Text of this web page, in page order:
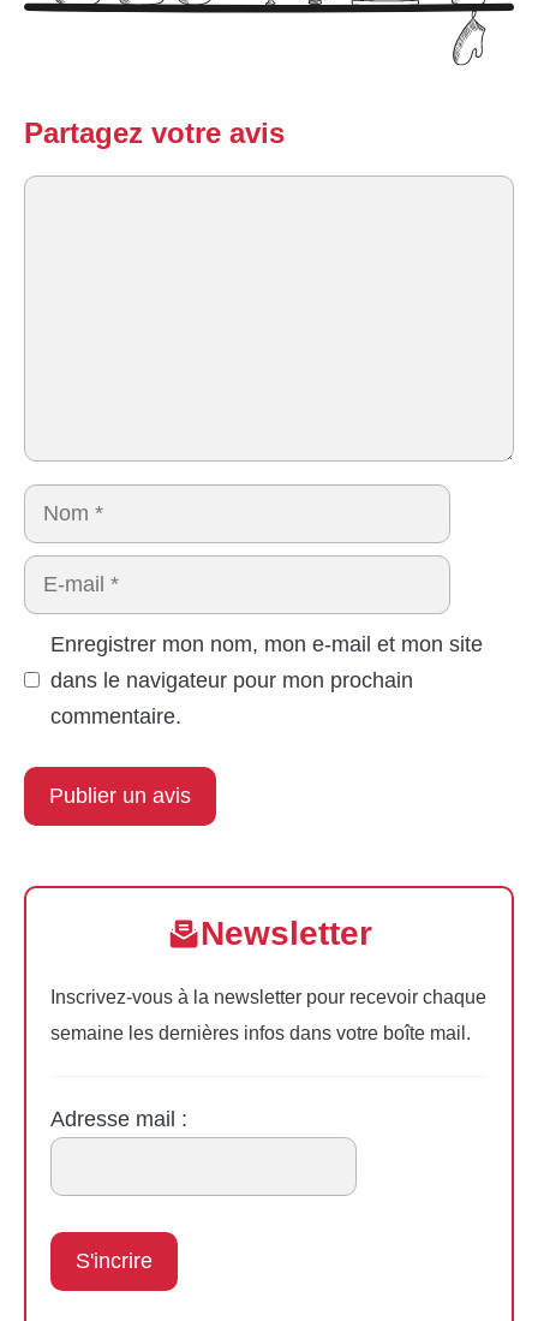
Partagez votre avis
Commentaire
Nom
E-
mail
Enregistrer mon nom, mon e-mail et mon site
dans le navigateur pour mon prochain
commentaire.
Newsletter
Inscrivez-vous à la newsletter pour recevoir chaque
semaine les dernières infos dans votre boîte mail.
Adresse mail :